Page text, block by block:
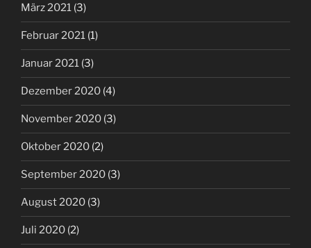
März 2021 (3)
Februar 2021 (1)
Januar 2021 (3)
Dezember 2020 (4)
November 2020 (3)
Oktober 2020 (2)
September 2020 (3)
August 2020 (3)
Juli 2020 (2)